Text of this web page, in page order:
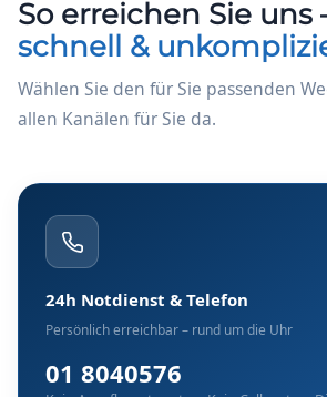
So erreichen Sie uns
schnell &
Wählen Sie den für Sie passenden
allen Kanälen für Sie da.
24h Notdienst & Telefon
Persönlich erreichbar – rund um die Uhr
01 8040576